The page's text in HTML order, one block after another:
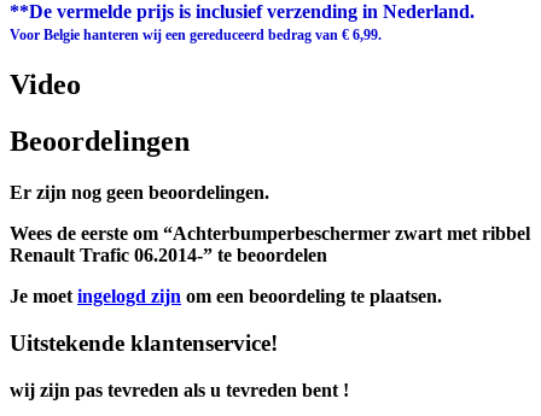
**De vermelde prijs is inclusief verzending in Nederland.
Voor Belgie hanteren wij een gereduceerd bedrag van € 6,99.
Video
Beoordelingen
Er zijn nog geen beoordelingen.
Wees de eerste om “Achterbumperbeschermer zwart met ribbel
Renault Trafic 06.2014-” te beoordelen
Je moet ingelogd zijn om een beoordeling te plaatsen.
Uitstekende klantenservice!
wij zijn pas tevreden als u tevreden bent !